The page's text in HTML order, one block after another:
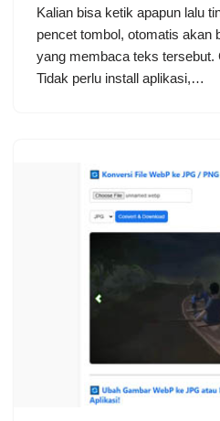
Kalian bisa ketik apapun lalu
pencet tombol, otomatis akan
yang membaca teks tersebut.
Tidak perlu install aplikasi,…